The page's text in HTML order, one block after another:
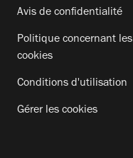
Avis de confidentialité
Politique concernant les
cookies
Conditions d'utilisation
Gérer les cookies